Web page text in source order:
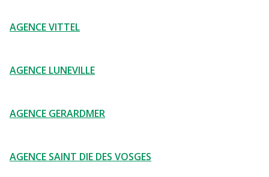
AGENCE VITTEL
AGENCE LUNEVILLE
AGENCE GERARDMER
AGENCE SAINT DIE DES VOSGES